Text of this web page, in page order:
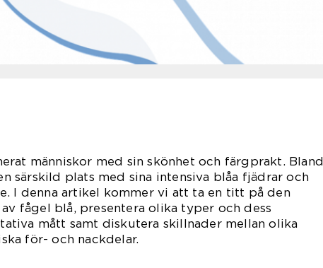
människor med sin skönhet och färgprakt. Bland
särskild plats med sina intensiva blåa fjädrar och
I denna artikel kommer vi att ta en titt på den
fågel blå, presentera olika typer och dess
mått samt diskutera skillnader mellan olika
för- och nackdelar.